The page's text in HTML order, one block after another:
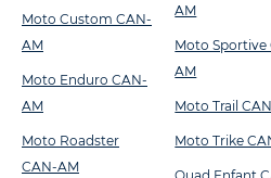
Moto Custom CAN-
AM
Moto Enduro CAN-
AM
Moto Roadster
CAN-AM
AM
Moto Sportive
AM
Moto Trail
Moto Trike